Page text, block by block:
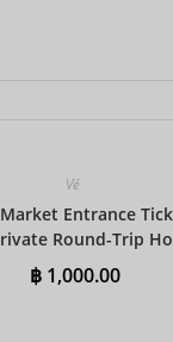
Đặt ngay
Vé
Entrance
Round-Trip
฿ 1,000.00